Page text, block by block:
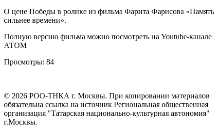
О цене Победы в ролике из фильма Фарита Фарисова «Память
сильнее времени».
Полную версию фильма можно посмотреть на Youtube-канале
АТОМ
Просмотры: 84
© 2026 РОО-ТНКА г. Москвы. При копировании материалов
обязательна ссылка на источник Региональная общественная
организация "Татарская национально-культурная автономия"
г.Москвы.